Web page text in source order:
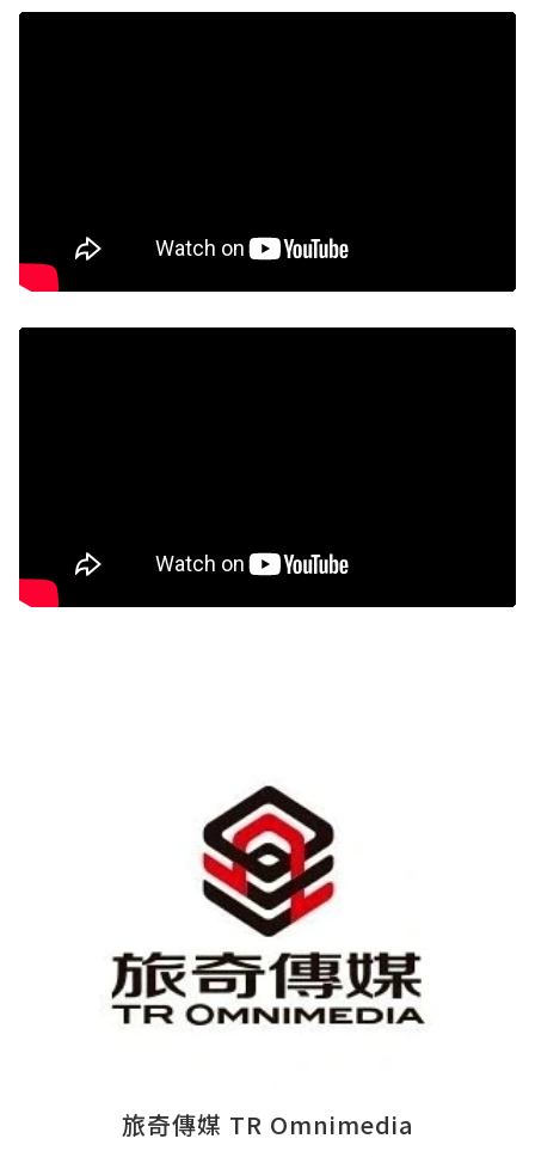
旅奇傳媒 TR Omnimedia